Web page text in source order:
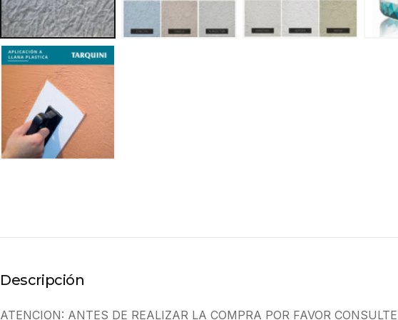
Descripción
ATENCION: ANTES DE REALIZAR LA COMPRA POR FAVOR